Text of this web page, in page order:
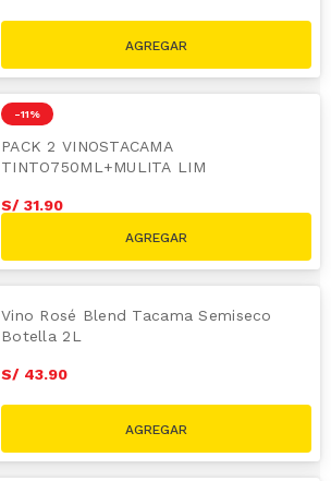
-11 %
PACK 2 VINOSTACAMA
TINTO750ML+MULITA LIM
S/ 31.90
Vino Rosé Blend Tacama Semiseco
Botella 2L
S/ 43.90